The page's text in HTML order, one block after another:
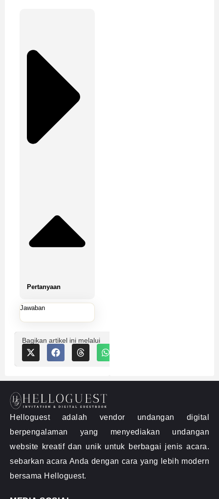
Pertanyaan
Jawaban
Bagikan artikel ini melalui
Helloguest adalah vendor undangan digital
berpengalaman yang menyediakan undangan
website kreatif dan unik untuk berbagai jenis acara.
sebarkan acara Anda dengan cara yang lebih modern
bersama Helloguest.